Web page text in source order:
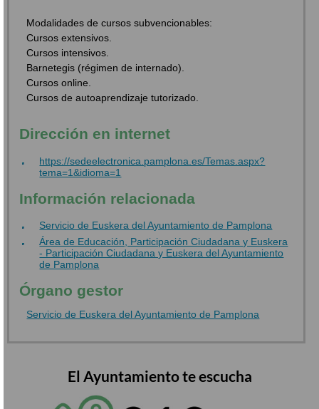
Modalidades de cursos subvencionables:
Cursos extensivos.
Cursos intensivos.
Barnetegis (régimen de internado).
Cursos online.
Cursos de autoaprendizaje tutorizado.
Dirección en internet
https://sedeelectronica.pamplona.es/Temas.aspx?
tema=1&idioma=1
Información relacionada
Servicio de Euskera del Ayuntamiento de Pamplona
Área de Educación, Participación Ciudadana y Euskera
- Participación Ciudadana y Euskera del Ayuntamiento
de Pamplona
Órgano gestor
Servicio de Euskera del Ayuntamiento de Pamplona
El Ayuntamiento te escucha